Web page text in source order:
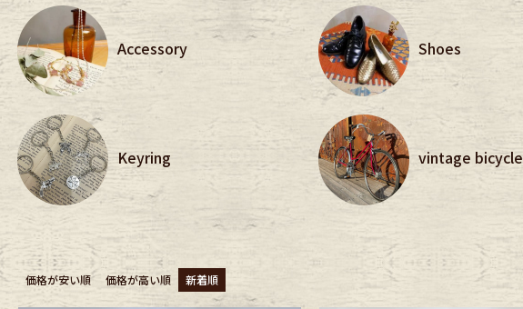
年代から探す 古着卸DOCK
メンズ商品カテゴリーから探す
Tops Outer
Bottoms Fafatt
Accessory Shoes
Keyring vintage bicycle
価格が安い順 価格が高い順 新着順